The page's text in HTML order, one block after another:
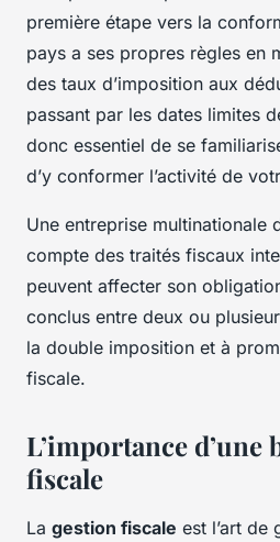
première étape vers la
pays a ses propres règles en
des taux d’imposition aux
passant par les dates limites
donc essentiel de se
d’y conformer l’activité de
Une entreprise multinationale
compte des traités fiscaux
peuvent affecter son
conclus entre deux ou
la double imposition et à
fiscale.
L’importance d’une
fiscale
La gestion fiscale est l’art de